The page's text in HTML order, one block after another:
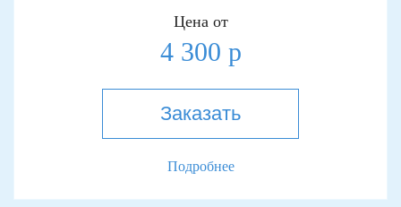
Цена от
4 300 р
Заказать
Подробнее